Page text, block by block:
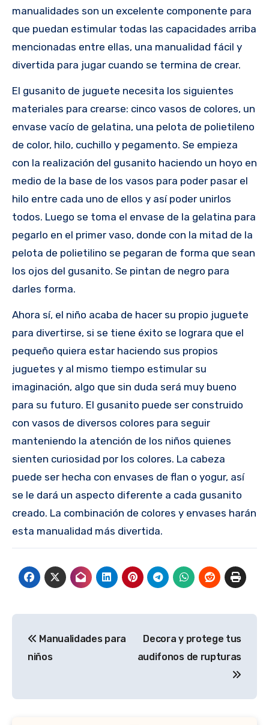
manualidades son un excelente componente para
que puedan estimular todas las capacidades arriba
mencionadas entre ellas, una manualidad fácil y
divertida para jugar cuando se termina de crear.
El gusanito de juguete necesita los siguientes
materiales para crearse: cinco vasos de colores, un
envase vacío de gelatina, una pelota de polietileno
de color, hilo, cuchillo y pegamento. Se empieza
con la realización del gusanito haciendo un hoyo en
medio de la base de los vasos para poder pasar el
hilo entre cada uno de ellos y así poder unirlos
todos. Luego se toma el envase de la gelatina para
pegarlo en el primer vaso, donde con la mitad de la
pelota de polietilino se pegaran de forma que sean
los ojos del gusanito. Se pintan de negro para
darles forma.
Ahora sí, el niño acaba de hacer su propio juguete
para divertirse, si se tiene éxito se lograra que el
pequeño quiera estar haciendo sus propios
juguetes y al mismo tiempo estimular su
imaginación, algo que sin duda será muy bueno
para su futuro. El gusanito puede ser construido
con vasos de diversos colores para seguir
manteniendo la atención de los niños quienes
sienten curiosidad por los colores. La cabeza
puede ser hecha con envases de flan o yogur, así
se le dará un aspecto diferente a cada gusanito
creado. La combinación de colores y envases harán
esta manualidad más divertida.
de
Manualidades para
niños
Decora y protege tus
audifonos de rupturas